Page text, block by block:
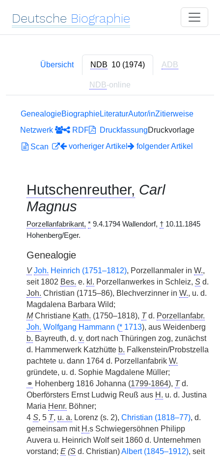
Deutsche Biographie
Übersicht NDB 10 (1974) ADB
NDB-online
GenealogieBiographieLiteraturAutor/inZitierweise
Netzwerk
RDF DruckfassungDruckvorlage
Scan
vorheriger Artikel folgender Artikel
Hutschenreuther, Carl
Magnus
Porzellanfabrikant, * 9.4.1794 Wallendorf, † 10.11.1845
Hohenberg/Eger.
Genealogie
V Joh. Heinrich (1751–1812), Porzellanmaler in W.,
seit 1802 Bes. e. kl. Porzellanwerkes in Schleiz, S d.
Joh. Christian (1715–86), Blechverzinner in W., u. d.
Magdalena Barbara Wild;
MChristiane Kath. (1750–1818), Td. Porzellanfabr.
Joh. Wolfgang Hammann (* 1713), aus Weidenberg
b. Bayreuth, d. v. dort nach Thüringen zog, zunächst
d. Hammerwerk Katzhütte b. Falkenstein/Probstzella
pachtete u. dann 1764 d. Porzellanfabrik W.
gründete, u. d. Sophie Magdalene Müller;
⚭ Hohenberg 1816 Johanna (1799-1864), Td.
Oberförsters Ernst Ludwig Reuß aus H. u. d. Justina
Maria Henr. Böhner;
4 S, 5 T, u. a. Lorenz (s. 2), Christian (1818–77), d.
gemeinsam mit H.s Schwiegersöhnen Philipp
Auvera u. Heinrich Wolf seit 1860 d. Unternehmen
vorstand; E (S d. Christian)Albert (1845–1912), seit